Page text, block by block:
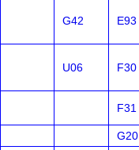
G42 E93
U06 F30
F31
G20